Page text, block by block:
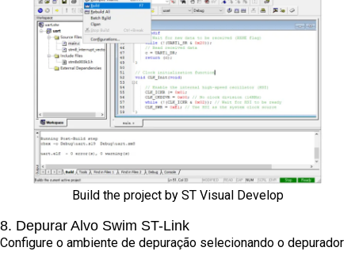
Build the project by ST Visual Develop
8. Depurar Alvo Swim ST-Link
Configure o ambiente de depuração selecionando o depurador